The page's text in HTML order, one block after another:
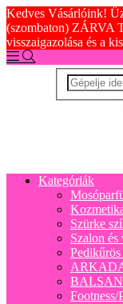
Kedves Vásárlóink!
(szombaton) ZÁRVA
visszaigazolása és a
Kategóriák
Szürke
Szalon
BALSAN
Footness/